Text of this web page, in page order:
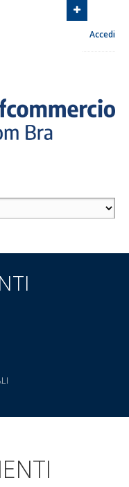
Via EuclideAccedi